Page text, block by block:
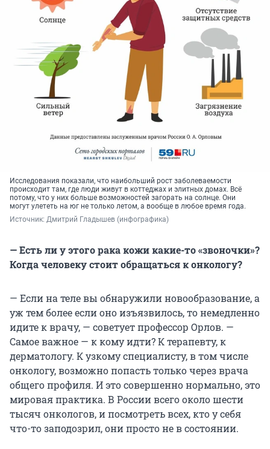
Исследования показали, что наибольший рост заболеваемости
происходит там, где люди живут в коттеджах и элитных домах. Всё
потому, что у них больше возможностей загорать на солнце. Они
могут улететь на юг не только летом, а вообще в любое время года.
Источник: Дмитрий Гладышев (инфографика)
— Есть ли у этого рака кожи какие-то «звоночки»?
Когда человеку стоит обращаться к онкологу?
— Если на теле вы обнаружили новообразование, а
уж тем более если оно изъязвилось, то немедленно
идите к врачу, — советует профессор Орлов. —
Самое важное — к кому идти? К терапевту, к
дерматологу. К узкому специалисту, в том числе
онкологу, возможно попасть только через врача
общего профиля. И это совершенно нормально, это
мировая практика. В России всего около шести
тысяч онкологов, и посмотреть всех, кто у себя
что-то заподозрил, они просто не в состоянии.